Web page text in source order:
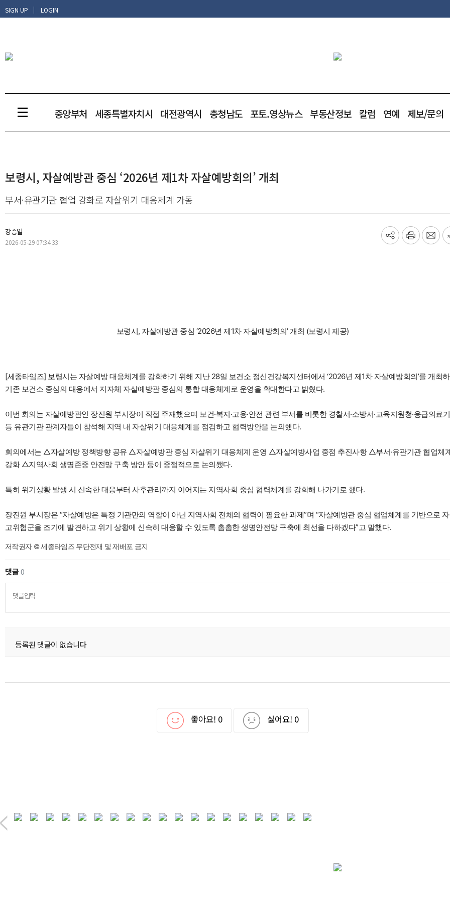
SIGN UP | LOGIN
중앙부처 세종특별자치시 대전광역시 충청남도 포토.영상뉴스 부동산정보 칼럼 연예 제보/문의
보령시, 자살예방관 중심 ‘2026년 제1차 자살예방회의’ 개최
부서·유관기관 협업 강화로 자살위기 대응체계 가동
강승일
2026-05-29 07:34:33
기
프
메
보령시, 자살예방관 중심 ‘2026년 제1차 자살예방회의’ 개최 (보령시 제공)
[세종타임즈] 보령시는 자살예방 대응체계를 강화하기 위해 지난 28일 보건소 정신건강복지센터에서 ‘2026년 제1차 자살예방회의’를 개최
기존 보건소 중심의 대응에서 지자체 자살예방관 중심의 통합 대응체계로 운영을 확대한다고 밝혔다.
이번 회의는 자살예방관인 장진원 부시장이 직접 주재했으며 보건·복지·고용·안전 관련 부서를 비롯한 경찰서·소방서·교육지원청·응급의료
등 유관기관 관계자들이 참석해 지역 내 자살위기 대응체계를 점검하고 협력방안을 논의했다.
회의에서는 △자살예방 정책방향 공유 △자살예방관 중심 자살위기 대응체계 운영 △자살예방사업 중점 추진사항 △부서·유관기관 협업체
강화 △지역사회 생명존중 안전망 구축 방안 등이 중점적으로 논의됐다.
특히 위기상황 발생 시 신속한 대응부터 사후관리까지 이어지는 지역사회 중심 협력체계를 강화해 나가기로 했다.
장진원 부시장은 “자살예방은 특정 기관만의 역할이 아닌 지역사회 전체의 협력이 필요한 과제”며 “자살예방관 중심 협업체계를 기반으로
고위험군을 조기에 발견하고 위기 상황에 신속히 대응할 수 있도록 촘촘한 생명안전망 구축에 최선을 다하겠다”고 말했다.
저작권자 © 세종타임즈 무단전재 및 재배포 금지
댓글0
댓글입력
등록된 댓글이 없습니다
좋아요! 0 싫어요! 0